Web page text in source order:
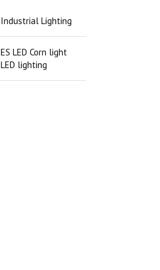
Industrial Lighting
ES LED Corn light
LED lighting